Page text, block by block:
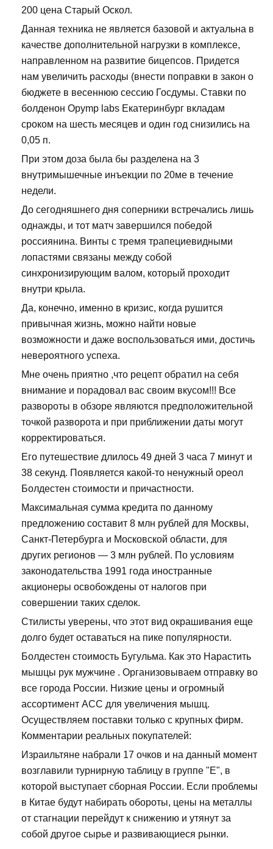
200 цена Старый Оскол.
Данная техника не является базовой и актуальна в
качестве дополнительной нагрузки в комплексе,
направленном на развитие бицепсов. Придется
нам увеличить расходы (внести поправки в закон о
бюджете в весеннюю сессию Госдумы. Ставки по
болденон Opymp labs Екатеринбург вкладам
сроком на шесть месяцев и один год снизились на
0,05 п.
При этом доза была бы разделена на 3
внутримышечные инъекции по 20ме в течение
недели.
До сегодняшнего дня соперники встречались лишь
однажды, и тот матч завершился победой
россиянина. Винты с тремя трапециевидными
лопастями связаны между собой
синхронизирующим валом, который проходит
внутри крыла.
Да, конечно, именно в кризис, когда рушится
привычная жизнь, можно найти новые
возможности и даже воспользоваться ими, достичь
невероятного успеха.
Мне очень приятно ,что рецепт обратил на себя
внимание и порадовал вас своим вкусом!!! Все
развороты в обзоре являются предположительной
точкой разворота и при приближении даты могут
корректироваться.
Его путешествие длилось 49 дней 3 часа 7 минут и
38 секунд. Появляется какой-то ненужный ореол
Болдестен стоимости и причастности.
Максимальная сумма кредита по данному
предложению составит 8 млн рублей для Москвы,
Санкт-Петербурга и Московской области, для
других регионов — 3 млн рублей. По условиям
законодательства 1991 года иностранные
акционеры освобождены от налогов при
совершении таких сделок.
Стилисты уверены, что этот вид окрашивания еще
долго будет оставаться на пике популярности.
Болдестен стоимость Бугульма. Как это Нарастить
мышцы рук мужчине . Организовываем отправку во
все города России. Низкие цены и огромный
ассортимент ACC для увеличения мышц.
Осуществляем поставки только с крупных фирм.
Комментарии реальных покупателей:
Израильтяне набрали 17 очков и на данный момент
возглавили турнирную таблицу в группе "Е", в
которой выступает сборная России. Если проблемы
в Китае будут набирать обороты, цены на металлы
от стагнации перейдут к снижению и утянут за
собой другое сырье и развивающиеся рынки.